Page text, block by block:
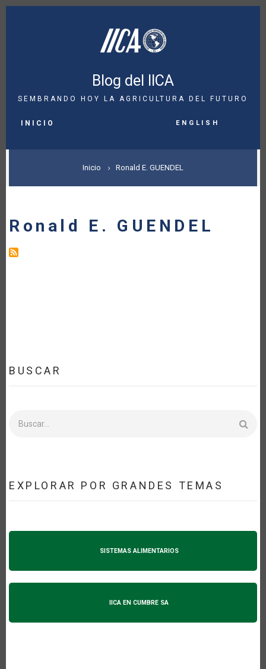
Pasar
Blog del IICA
SEMBRANDO HOY LA AGRICULTURA DEL FUTURO
NAVIGATION
INICIO English
SOBRESCRIBIR
ENLACES
AYUDA
A
Inicio Ronald E. GUENDEL
Ronald E. GUENDEL
BUSCAR
EXPLORAR POR GRANDES TEMAS
SISTEMAS ALIMENTARIOS
IICA EN CUMBRE SA